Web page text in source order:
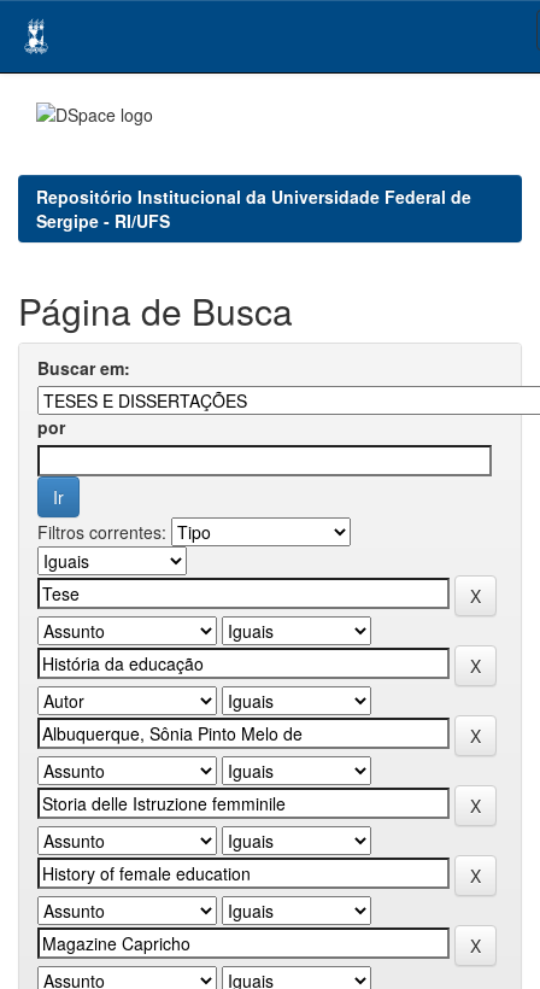
navigation
Repositório Institucional da Universidade Federal de
Sergipe - RI/UFS
Página de Busca
Buscar em:
por
Filtros correntes: